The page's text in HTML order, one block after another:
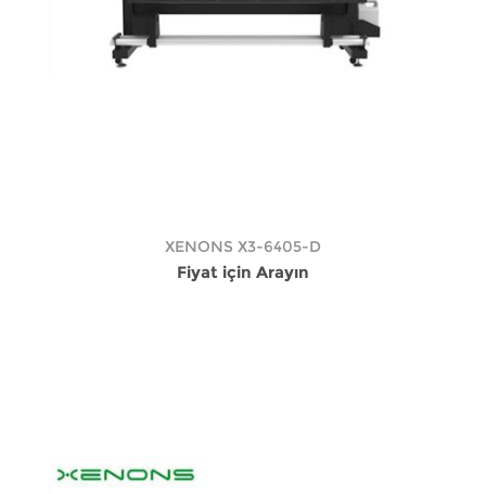
XENONS X3-6405-D
Fiyat için Arayın